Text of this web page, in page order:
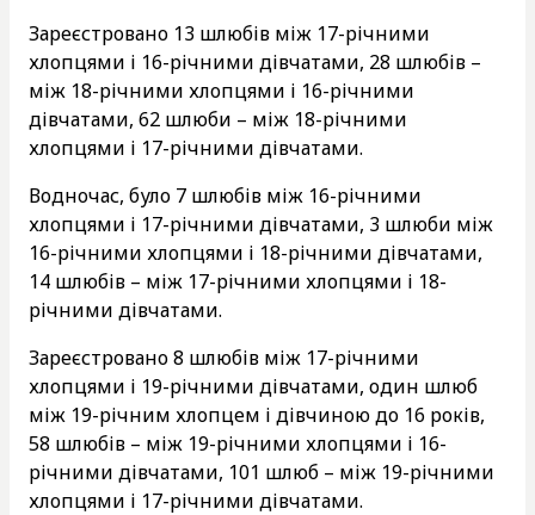
Зареєстровано 13 шлюбів між 17-річними
хлопцями і​ 16-річними дівчатами, 28 шлюбів –
між 18-річними хлопцями і​ 16-річними
дівчатами, 62 шлюби – між 18-річними
хлопцями і​ 17-річними дівчатами.
Водночас, було 7 шлюбів між 16-річними
хлопцями і​ 17-річними дівчатами, 3 шлюби між
16-річними хлопцями і​ 18-річними дівчатами,
14 шлюбів – між 17-річними хлопцями і​ 18-
річними дівчатами.
Зареєстровано 8 шлюбів між 17-річними
хлопцями і​ 19-річними дівчатами, один шлюб
між 19-річним хлопцем і дівчиною до 16 років,
58 шлюбів – між 19-річними хлопцями і​ 16-
річними дівчатами, 101 шлюб – між 19-річними
хлопцями і​ 17-річними дівчатами.